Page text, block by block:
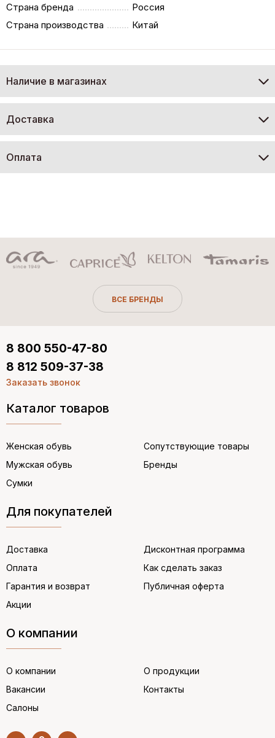
Страна бренда
Россия
Страна производства
Китай
Наличие в магазинах
Доставка
Оплата
ВСЕ БРЕНДЫ
Каталог товаров
Женская обувь
Мужская обувь
Сумки
Сопутствующие товары
Бренды
Для покупателей
Доставка
Оплата
Гарантия и возврат
Акции
Дисконтная программа
Как сделать заказ
Публичная оферта
О компании
О компании
Вакансии
Салоны
О продукции
Контакты
8 800 550-47-80
8 812 509-37-38
Заказать звонок